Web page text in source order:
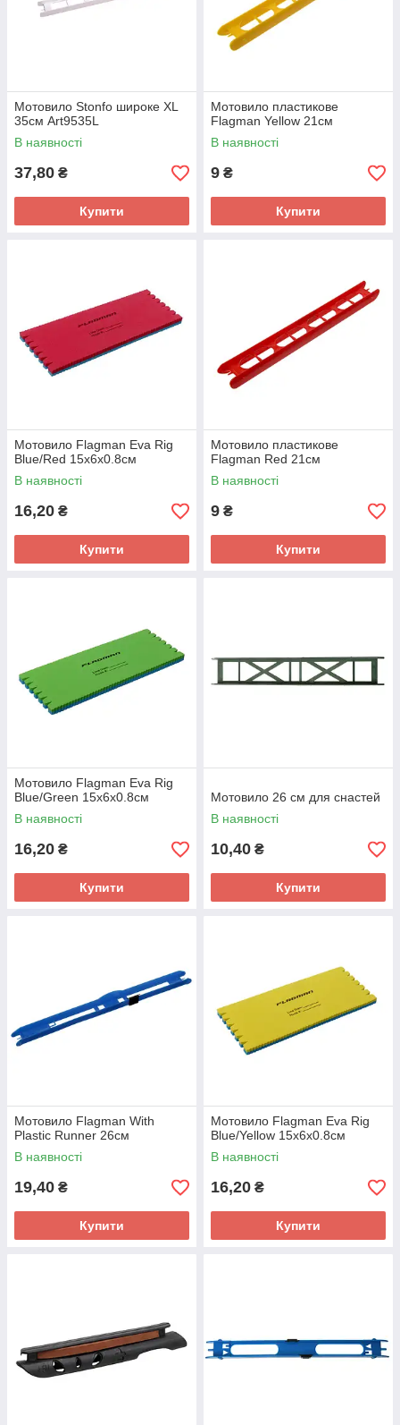
Мотовило Stonfo широке XL
35см Art9535L
В наявності
37,80 ₴
Купити
Мотовило пластикове
Flagman Yellow 21см
В наявності
9 ₴
Купити
Мотовило Flagman Eva Rig
Blue/Red 15х6х0.8см
В наявності
16,20 ₴
Купити
Мотовило пластикове
Flagman Red 21см
В наявності
9 ₴
Купити
Мотовило Flagman Eva Rig
Blue/Green 15х6х0.8см
В наявності
16,20 ₴
Купити
Мотовило 26 см для снастей
В наявності
10,40 ₴
Купити
Мотовило Flagman With
Plastic Runner 26см
В наявності
19,40 ₴
Купити
Мотовило Flagman Eva Rig
Blue/Yellow 15х6х0.8см
В наявності
16,20 ₴
Купити